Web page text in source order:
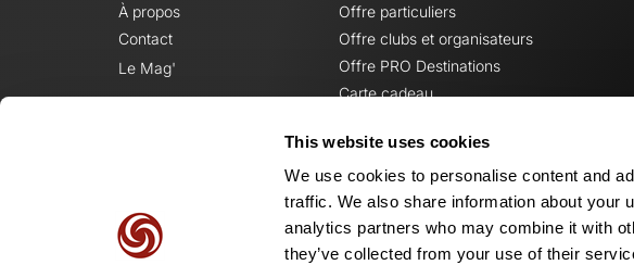
This website uses cookies
We use cookies to personalise content and
traffic. We also share information about your
analytics partners who may combine it with
they’ve collected from your use of their
À propos
Contact
Le Mag'
Offre particuliers
Offre clubs et organisateurs
Offre PRO Destinations
Carte cadeau